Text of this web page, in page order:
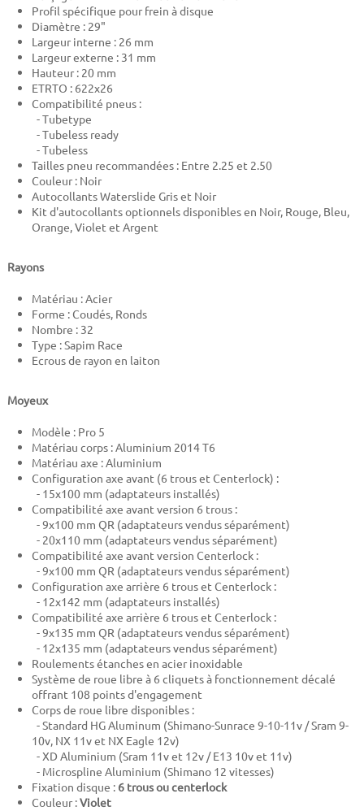
Profil spécifique pour frein à disque
Diamètre : 29"
Largeur interne : 26 mm
Largeur externe : 31 mm
Hauteur : 20 mm
ETRTO : 622x26
Compatibilité pneus :
- Tubetype
- Tubeless ready
- Tubeless
Tailles pneu recommandées : Entre 2.25 et 2.50
Couleur : Noir
Autocollants Waterslide Gris et Noir
Kit d'autocollants optionnels disponibles en Noir, Rouge, Bleu,
Orange, Violet et Argent
Rayons
Matériau : Acier
Forme : Coudés, Ronds
Nombre : 32
Type : Sapim Race
Ecrous de rayon en laiton
Moyeux
Modèle : Pro 5
Matériau corps : Aluminium 2014 T6
Matériau axe : Aluminium
Configuration axe avant (6 trous et Centerlock) :
- 15x100 mm (adaptateurs installés)
Compatibilité axe avant version 6 trous :
- 9x100 mm QR (adaptateurs vendus séparément)
- 20x110 mm (adaptateurs vendus séparément)
Compatibilité axe avant version Centerlock :
- 9x100 mm QR (adaptateurs vendus séparément)
Configuration axe arrière 6 trous et Centerlock :
- 12x142 mm (adaptateurs installés)
Compatibilité axe arrière 6 trous et Centerlock :
- 9x135 mm QR (adaptateurs vendus séparément)
- 12x135 mm (adaptateurs vendus séparément)
Roulements étanches en acier inoxidable
Système de roue libre à 6 cliquets à fonctionnement décalé
offrant 108 points d'engagement
Corps de roue libre disponibles :
- Standard HG Aluminum (Shimano-Sunrace 9-10-11v / Sram 9-
10v, NX 11v et NX Eagle 12v)
- XD Aluminium (Sram 11v et 12v / E13 10v et 11v)
- Microspline Aluminium (Shimano 12 vitesses)
Fixation disque : 6 trous ou centerlock
Couleur :Violet